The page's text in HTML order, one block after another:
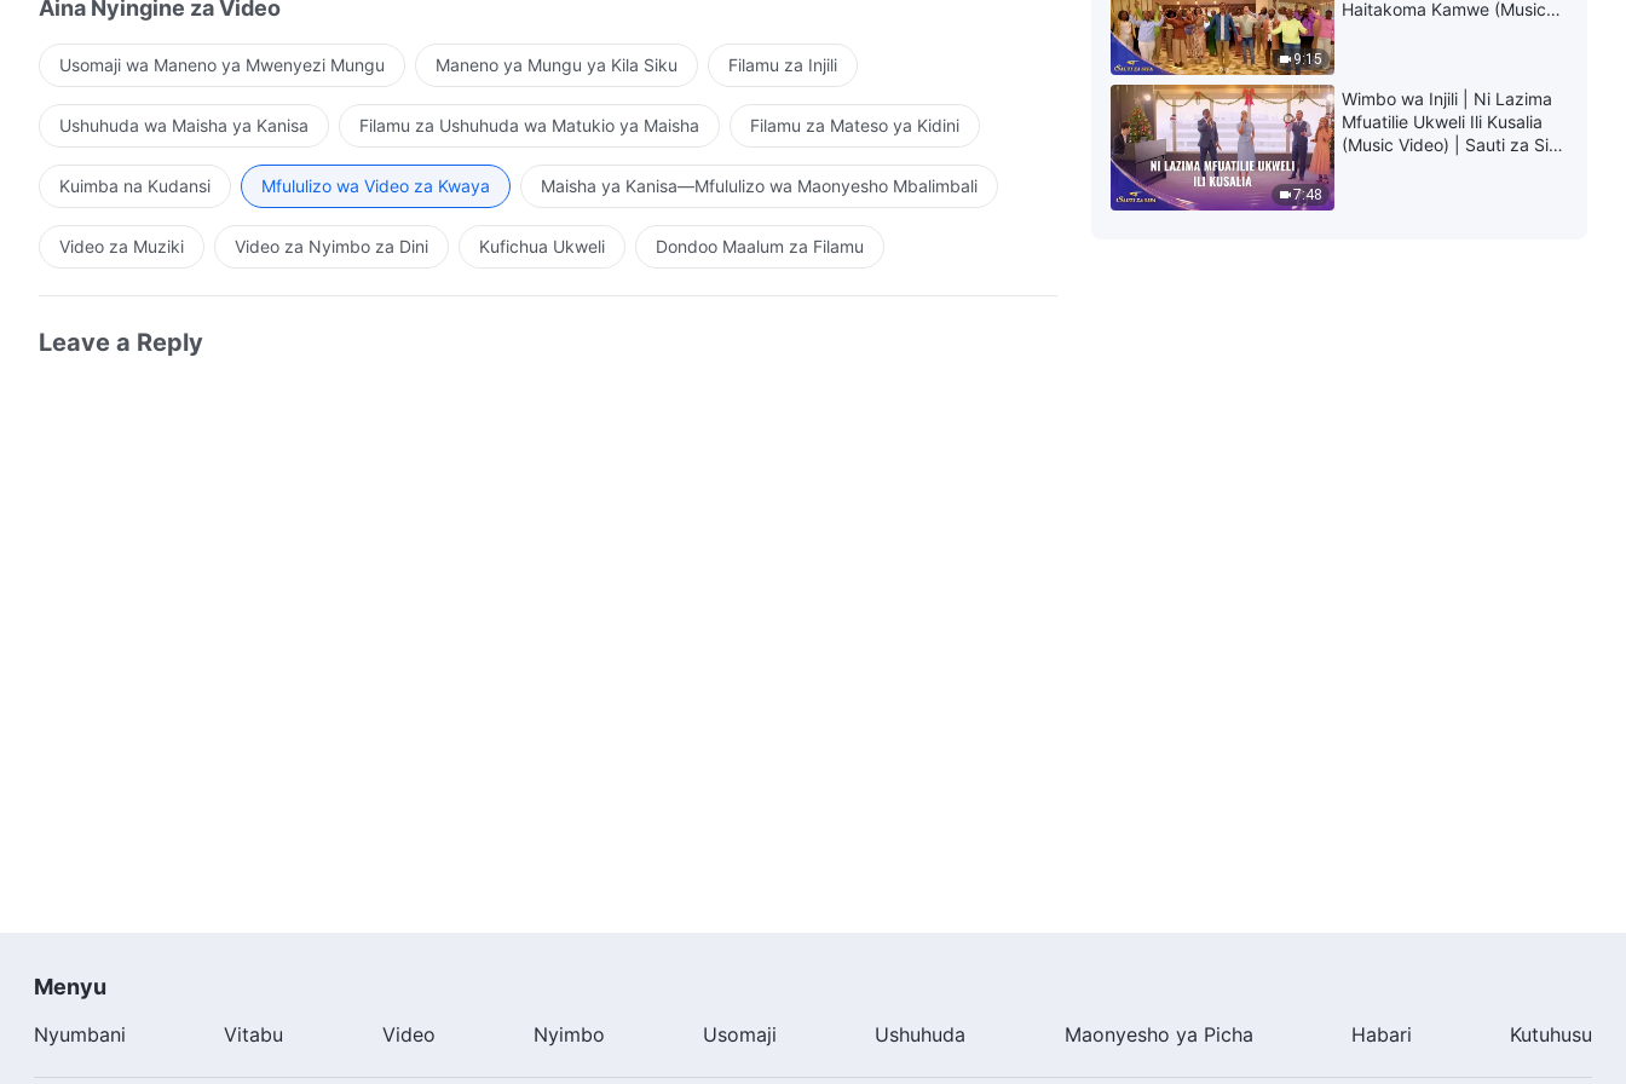
Aina Nyingine za Video
Usomaji wa Maneno ya Mwenyezi Mungu Maneno ya Mungu ya Kila Siku Filamu za Injili
Ushuhuda wa Maisha ya Kanisa Filamu za Ushuhuda wa Matukio ya Maisha Filamu za Mateso ya Kidini
Kuimba na Kudansi Mfululizo wa Video za Kwaya Maisha ya Kanisa—Mfululizo wa Maonyesho Mbalimbali
Video za Muziki Video za Nyimbo za Dini Kufichua Ukweli Dondoo Maalum za Filamu
Leave a Reply
9:15
Haitakoma Kamwe (Music
7:48
Wimbo wa Injili | Ni Lazima
Mfuatilie Ukweli Ili Kusalia
(Music Video) | Sauti za Sifa
Menyu
Nyumbani Vitabu Video Nyimbo Usomaji Ushuhuda Maonyesho ya Picha Habari Kutuhusu